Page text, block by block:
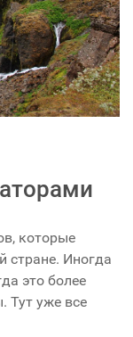
которые
стране. Иногда
это более
Тут уже все